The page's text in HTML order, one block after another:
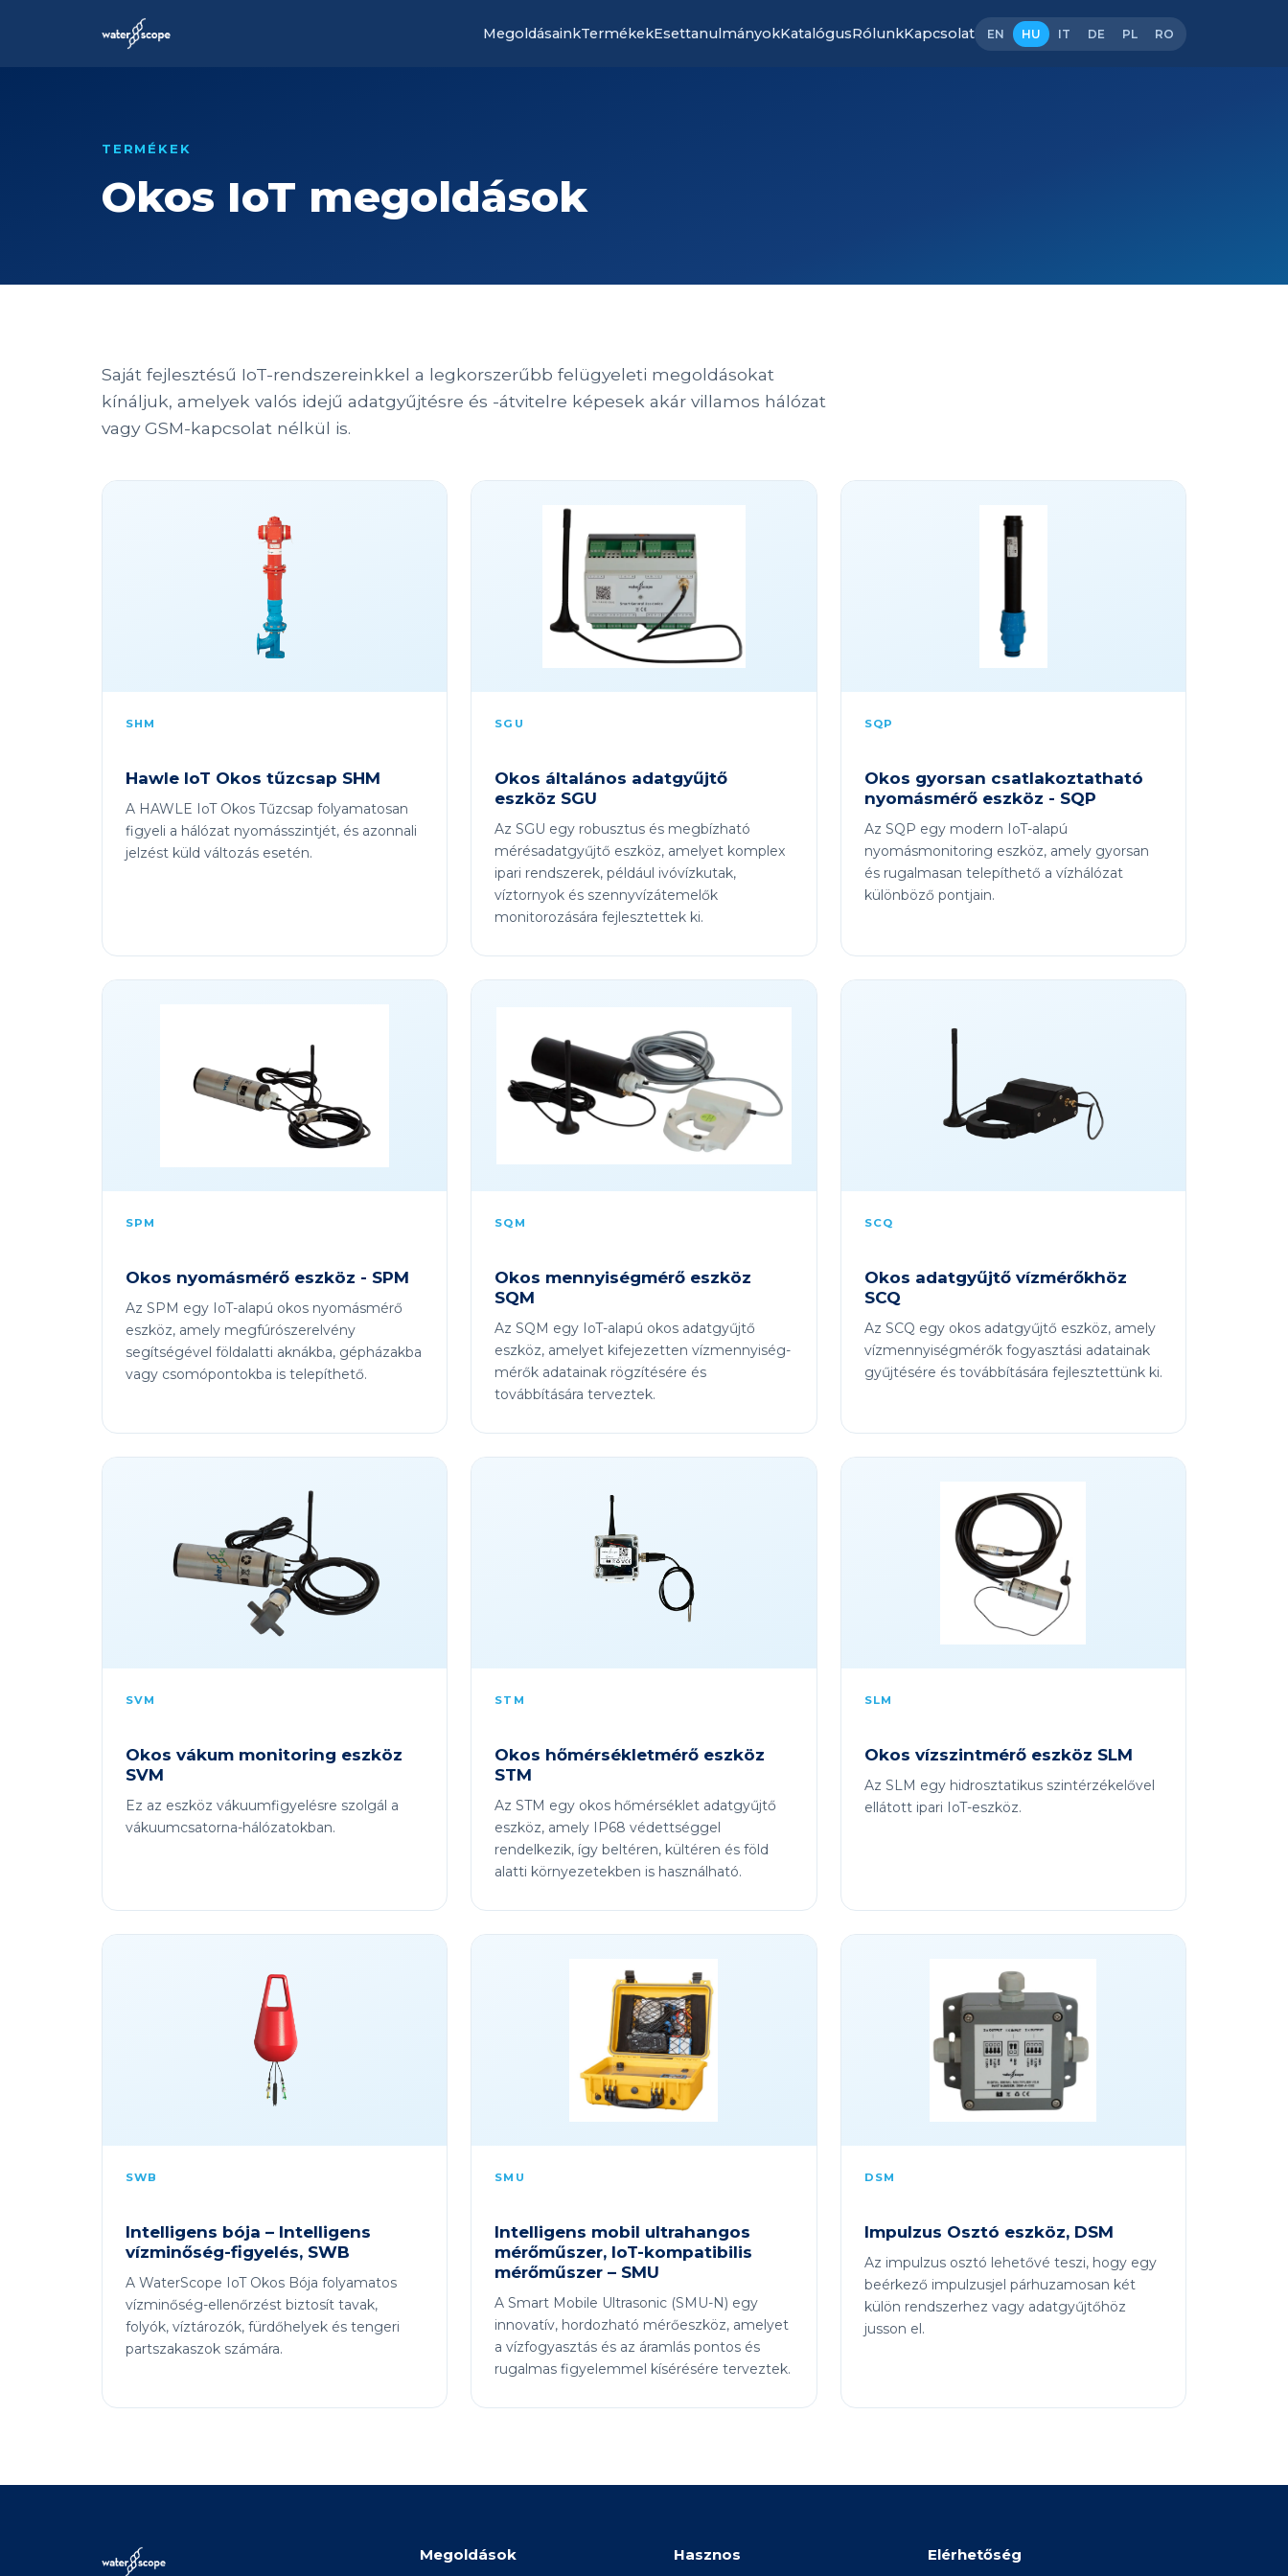
MegoldásainkTermékekEsettanulmányokKatalógusRólunkKapcsolat EN HU IT DE PL RO
TERMÉKEK
Okos IoT megoldások
Saját fejlesztésű IoT-rendszereinkkel a legkorszerűbb felügyeleti megoldásokat
kínáljuk, amelyek valós idejű adatgyűjtésre és -átvitelre képesek akár villamos hálózat
vagy GSM-kapcsolat nélkül is.
SHM
Hawle IoT Okos tűzcsap SHM
A HAWLE IoT Okos Tűzcsap folyamatosan
figyeli a hálózat nyomásszintjét, és azonnali
jelzést küld változás esetén.
SGU
Okos általános adatgyűjtő
eszköz SGU
Az SGU egy robusztus és megbízható
mérésadatgyűjtő eszköz, amelyet komplex
ipari rendszerek, például ivóvízkutak,
víztornyok és szennyvízátemelők
monitorozására fejlesztettek ki.
SQP
Okos gyorsan csatlakoztatható
nyomásmérő eszköz - SQP
Az SQP egy modern IoT-alapú
nyomásmonitoring eszköz, amely gyorsan
és rugalmasan telepíthető a vízhálózat
különböző pontjain.
SPM
Okos nyomásmérő eszköz - SPM
Az SPM egy IoT-alapú okos nyomásmérő
eszköz, amely megfúrószerelvény
segítségével földalatti aknákba, gépházakba
vagy csomópontokba is telepíthető.
SQM
Okos mennyiségmérő eszköz
SQM
Az SQM egy IoT-alapú okos adatgyűjtő
eszköz, amelyet kifejezetten vízmennyiség-
mérők adatainak rögzítésére és
továbbítására terveztek.
SCQ
Okos adatgyűjtő vízmérőkhöz
SCQ
Az SCQ egy okos adatgyűjtő eszköz, amely
vízmennyiségmérők fogyasztási adatainak
gyűjtésére és továbbítására fejlesztettünk ki.
SVM
Okos vákum monitoring eszköz
SVM
Ez az eszköz vákuumfigyelésre szolgál a
vákuumcsatorna-hálózatokban.
STM
Okos hőmérsékletmérő eszköz
STM
Az STM egy okos hőmérséklet adatgyűjtő
eszköz, amely IP68 védettséggel
rendelkezik, így beltéren, kültéren és föld
alatti környezetekben is használható.
SLM
Okos vízszintmérő eszköz SLM
Az SLM egy hidrosztatikus szintérzékelővel
ellátott ipari IoT-eszköz.
SWB
Intelligens bója – Intelligens
vízminőség-figyelés, SWB
A WaterScope IoT Okos Bója folyamatos
vízminőség-ellenőrzést biztosít tavak,
folyók, víztározók, fürdőhelyek és tengeri
partszakaszok számára.
SMU
Intelligens mobil ultrahangos
mérőműszer, IoT-kompatibilis
mérőműszer – SMU
A Smart Mobile Ultrasonic (SMU-N) egy
innovatív, hordozható mérőeszköz, amelyet
a vízfogyasztás és az áramlás pontos és
rugalmas figyelemmel kísérésére terveztek.
DSM
Impulzus Osztó eszköz, DSM
Az impulzus osztó lehetővé teszi, hogy egy
beérkező impulzusjel párhuzamosan két
külön rendszerhez vagy adatgyűjtőhöz
jusson el.
Megoldások Hasznos Elérhetőség